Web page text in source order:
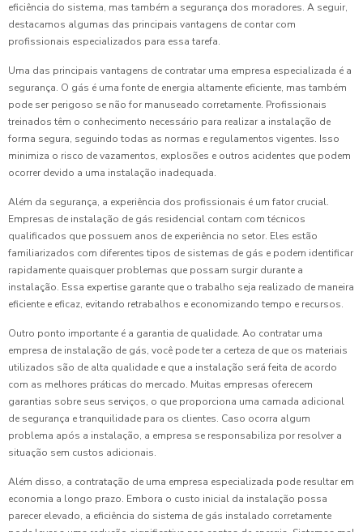
eficiência do sistema, mas também a segurança dos moradores. A seguir,
destacamos algumas das principais vantagens de contar com
profissionais especializados para essa tarefa.
Uma das principais vantagens de contratar uma empresa especializada é a
segurança. O gás é uma fonte de energia altamente eficiente, mas também
pode ser perigoso se não for manuseado corretamente. Profissionais
treinados têm o conhecimento necessário para realizar a instalação de
forma segura, seguindo todas as normas e regulamentos vigentes. Isso
minimiza o risco de vazamentos, explosões e outros acidentes que podem
ocorrer devido a uma instalação inadequada.
Além da segurança, a experiência dos profissionais é um fator crucial.
Empresas de instalação de gás residencial contam com técnicos
qualificados que possuem anos de experiência no setor. Eles estão
familiarizados com diferentes tipos de sistemas de gás e podem identificar
rapidamente quaisquer problemas que possam surgir durante a
instalação. Essa expertise garante que o trabalho seja realizado de maneira
eficiente e eficaz, evitando retrabalhos e economizando tempo e recursos.
Outro ponto importante é a garantia de qualidade. Ao contratar uma
empresa de instalação de gás, você pode ter a certeza de que os materiais
utilizados são de alta qualidade e que a instalação será feita de acordo
com as melhores práticas do mercado. Muitas empresas oferecem
garantias sobre seus serviços, o que proporciona uma camada adicional
de segurança e tranquilidade para os clientes. Caso ocorra algum
problema após a instalação, a empresa se responsabiliza por resolver a
situação sem custos adicionais.
Além disso, a contratação de uma empresa especializada pode resultar em
economia a longo prazo. Embora o custo inicial da instalação possa
parecer elevado, a eficiência do sistema de gás instalado corretamente